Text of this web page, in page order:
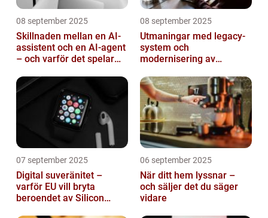
08 september 2025
Skillnaden mellan en AI-
assistent och en AI-agent
– och varför det spelar
08 september 2025
Utmaningar med legacy-
system och
modernisering av
07 september 2025
Digital suveränitet –
varför EU vill bryta
beroendet av Silicon
06 september 2025
När ditt hem lyssnar –
och säljer det du säger
vidare